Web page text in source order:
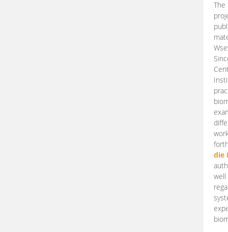
die
well